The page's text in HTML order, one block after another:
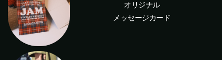
オリジナル
メッセージカード